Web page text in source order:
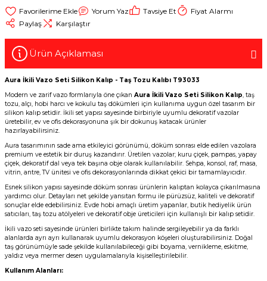
Yorum Yaz Tavsiye Et
Fiyat Alarmı
Paylaş
Karşılaştır
Ürün Açıklaması
Aura İkili Vazo Seti Silikon Kalıp - Taş Tozu Kalıbı T93033
Modern ve zarif vazo formlarıyla öne çıkan Aura İkili Vazo Seti Silikon Kalıp, taş
tozu, alçı, hobi harcı ve kokulu taş dökümleri için kullanıma uygun özel tasarım bir
silikon kalıp setidir. İkili set yapısı sayesinde birbiriyle uyumlu dekoratif vazolar
üretebilir, ev ve ofis dekorasyonuna şık bir dokunuş katacak ürünler
hazırlayabilirsiniz.
Aura tasarımının sade ama etkileyici görünümü, döküm sonrası elde edilen vazolara
premium ve estetik bir duruş kazandırır. Üretilen vazolar; kuru çiçek, pampas, yapay
çiçek, dekoratif dal veya tek başına obje olarak kullanılabilir. Sehpa, konsol, raf, masa,
vitrin, antre, TV ünitesi ve ofis dekorasyonlarında dikkat çekici bir tamamlayıcıdır.
Esnek silikon yapısı sayesinde döküm sonrası ürünlerin kalıptan kolayca çıkarılmasına
yardımcı olur. Detayları net şekilde yansıtan formu ile pürüzsüz, kaliteli ve dekoratif
sonuçlar elde edebilirsiniz. Evde hobi amaçlı üretim yapanlar, butik hediyelik ürün
satıcıları, taş tozu atölyeleri ve dekoratif obje üreticileri için kullanışlı bir kalıp setidir.
İkili vazo seti sayesinde ürünleri birlikte takım halinde sergileyebilir ya da farklı
alanlarda ayrı ayrı kullanarak uyumlu dekorasyon köşeleri oluşturabilirsiniz. Doğal
taş görünümüyle sade şekilde kullanılabileceği gibi boyama, vernikleme, eskitme,
yaldız veya mermer desen uygulamalarıyla kişiselleştirilebilir.
Kullanım Alanları: